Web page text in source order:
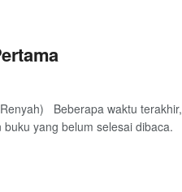
Beberapa waktu terakhir,
yang belum selesai dibaca.